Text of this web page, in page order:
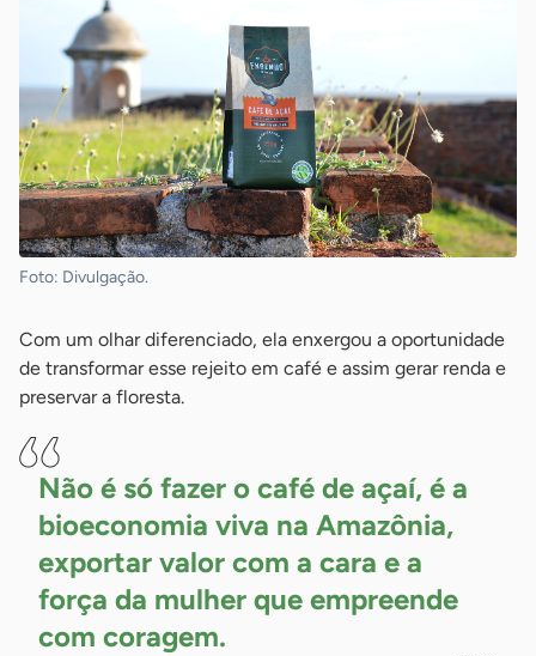
Foto: Divulgação.
Com um olhar diferenciado, ela enxergou a oportunidade
de transformar esse rejeito em café e assim gerar renda e
preservar a floresta.
Não é só fazer o café de açaí, é a
bioeconomia viva na Amazônia,
exportar valor com a cara e a
força da mulher que empreende
com coragem.